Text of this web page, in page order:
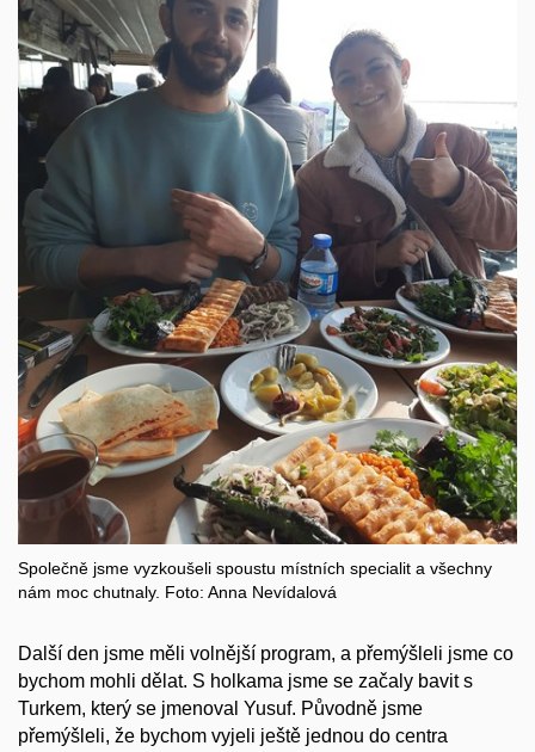
Společně jsme vyzkoušeli spoustu místních specialit a všechny
nám moc chutnaly. Foto: Anna Nevídalová
Další den jsme měli volnější program, a přemýšleli jsme co
bychom mohli dělat. S holkama jsme se začaly bavit s
Turkem, který se jmenoval Yusuf. Původně jsme
přemýšleli, že bychom vyjeli ještě jednou do centra